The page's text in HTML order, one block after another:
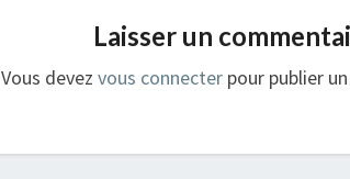
Laisser un
Vous devezvous connecter pour publier